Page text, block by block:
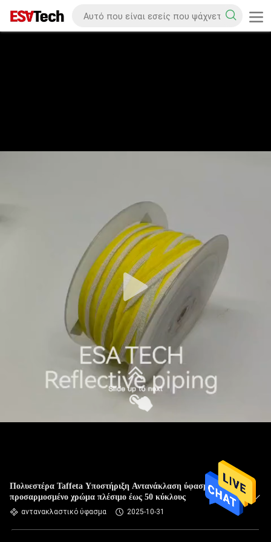
Πολυεστέρα Taffeta Υποστήριξη Αντανάκλαση ύφασμα
προσαρμοσμένο χρώμα πλέσιμο έως 50 κύκλους
αντανακλαστικό ύφασμα 2025-10-31